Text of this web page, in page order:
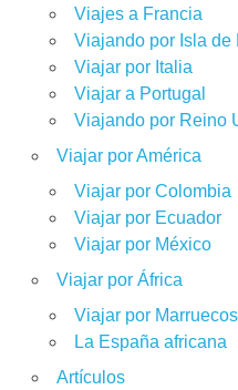
Viajes a Francia
Viajando por Isla de
Viajar por Italia
Viajar a Portugal
Viajando por Reino
Viajar por América
Viajar por Colombia
Viajar por Ecuador
Viajar por México
Viajar por África
Viajar por Marruecos
La España africana
Artículos